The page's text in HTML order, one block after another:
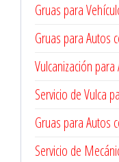
Gruas para
Gruas para Autos
Vulcanización
Servicio de Vulca
Gruas para Autos
Servicio de